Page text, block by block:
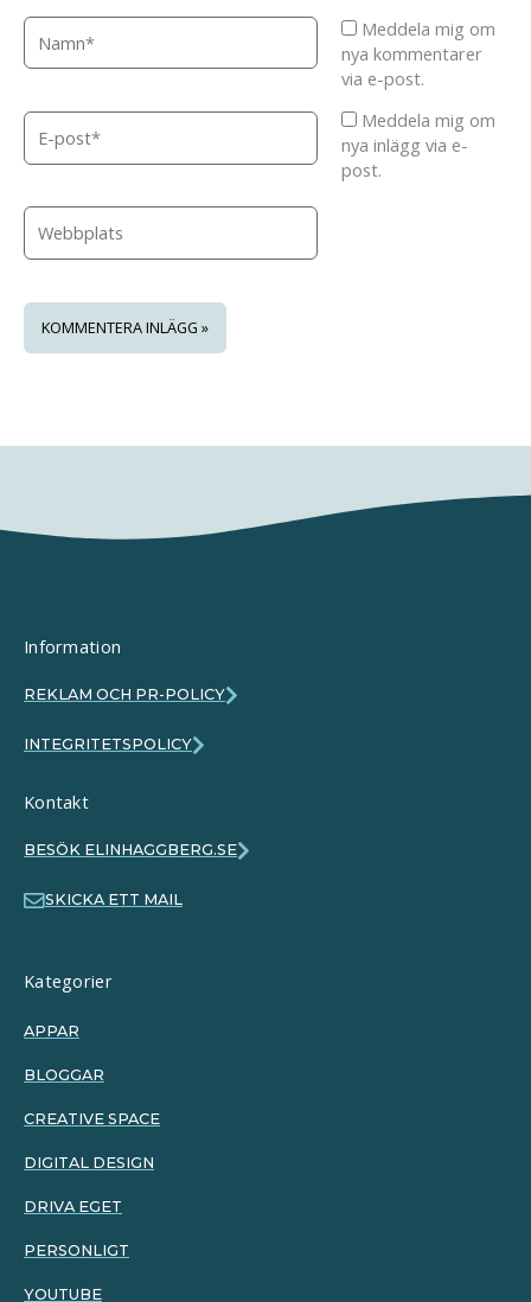
Namn*
E-
post*
Webbplats
Meddela mig om
nya kommentarer
via e-post.
Meddela mig om
nya inlägg via e-
post.
Information
REKLAM OCH PR-POLICY
INTEGRITETSPOLICY
Kontakt
BESÖK ELINHAGGBERG.SE
SKICKA ETT MAIL
Kategorier
APPAR
BLOGGAR
CREATIVE SPACE
DIGITAL DESIGN
DRIVA EGET
PERSONLIGT
YOUTUBE